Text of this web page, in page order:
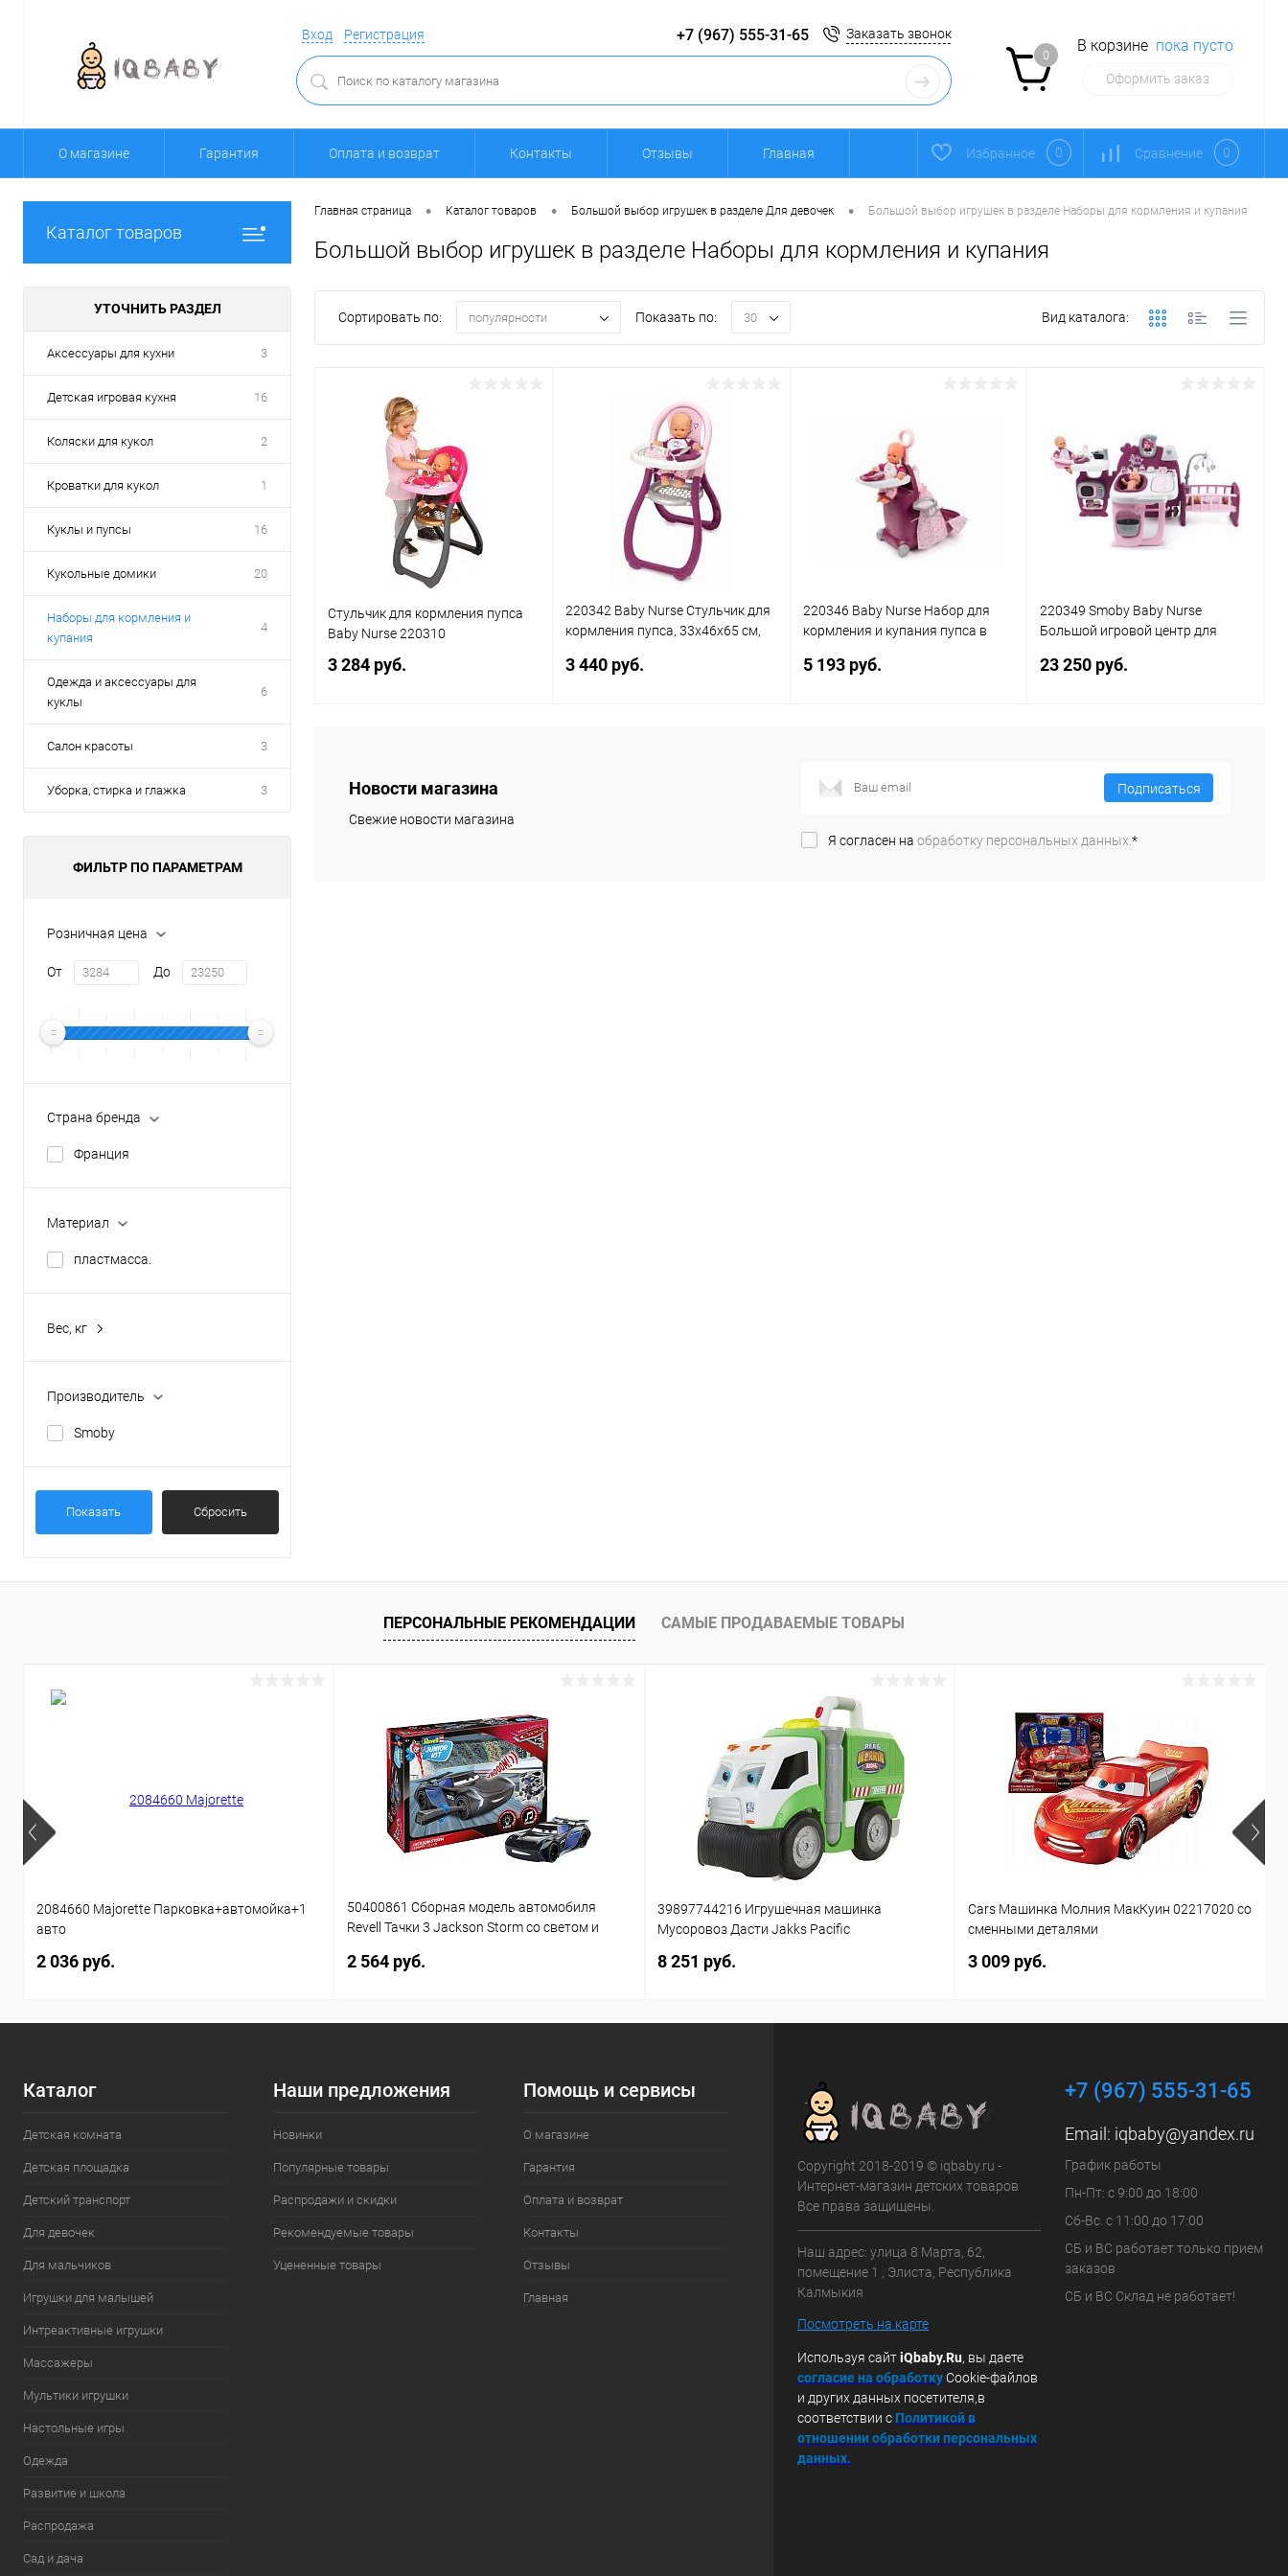
Вход Регистрация +7 (967) 555-31-65 Заказать звонок
0
В корзине пока пусто
Оформить заказ
О магазине Гарантия Оплата и возврат Контакты Отзывы Главная Избранное 0 Сравнение 0
Каталог товаров
УТОЧНИТЬ РАЗДЕЛ
Аксессуары для кухни 3
Детская игровая кухня 16
Коляски для кукол 2
Кроватки для кукол 1
Куклы и пупсы 16
Кукольные домики 20
Наборы для кормления и
купания
4
Одежда и аксессуары для
куклы
6
Салон красоты 3
Уборка, стирка и глажка 3
ФИЛЬТР ПО ПАРАМЕТРАМ
Розничная цена
От До
Страна бренда
Франция
Материал
пластмасса.
Вес, кг
Производитель
Smoby
Показать Сбросить
Главная страница • Каталог товаров • Большой выбор игрушек в разделе Для девочек • Большой выбор игрушек в разделе Наборы для кормления и купания
Большой выбор игрушек в разделе Наборы для кормления и купания
Сортировать по: популярности Показать по: 30 Вид каталога:
Стульчик для кормления пупса
Ваby Nurse 220310
3 284 руб.
Купить в 1 клик Сравнение
В избранное Недоступно
220342 Baby Nurse Стульчик для
кормления пупса, 33х46х65 см,
3 440 руб.
220346 Baby Nurse Набор для
кормления и купания пупса в
5 193 руб.
Купить в 1 клик
220349 Smoby Baby Nurse
Большой игровой центр для
23 250 руб.
Купить в 1 клик Сравнение
Новости магазина
Свежие новости магазина
Подписаться
Я согласен на обработку персональных данных. *
ПЕРСОНАЛЬНЫЕ РЕКОМЕНДАЦИИ САМЫЕ ПРОДАВАЕМЫЕ ТОВАРЫ
2084660 Majorette Парковка+автомойка+1
авто
2 036 руб.
50400861 Сборная модель автомобиля
Revell Тачки 3 Jackson Storm со светом и
2 564 руб.
39897744216 Игрушечная машинка
Мусоровоз Дасти Jakks Pacific
8 251 руб.
Cars Машинка Молния МакКуин 02217020 со
сменными деталями
3 009 руб.
Каталог
Детская комната
Детская площадка
Детский транспорт
Для девочек
Для мальчиков
Игрушки для малышей
Интреактивные игрушки
Массажеры
Мультики игрушки
Настольные игры
Одежда
Развитие и школа
Распродажа
Сад и дача
Наши предложения
Новинки
Популярные товары
Распродажи и скидки
Рекомендуемые товары
Уцененные товары
Помощь и сервисы
О магазине
Гарантия
Оплата и возврат
Контакты
Отзывы
Главная
Copyright 2018-2019 © iqbaby.ru -
Интернет-магазин детских товаров
Все права защищены.
Наш адрес: улица 8 Марта, 62,
помещение 1 , Элиста, Республика
Калмыкия
Посмотреть на карте
Используя сайтiQbaby.Ru, вы даете
согласие на обработку Cookie-файлов
и других данных посетителя,в
соответствии с Политикой в
отношении обработки персональных
данных.
+7 (967) 555-31-65
Email: iqbaby@yandex.ru
График работы
Пн-Пт: с 9:00 до 18:00
Сб-Вс. с 11:00 до 17:00
СБ и ВС работает только прием
заказов
СБ и ВС Склад не работает!